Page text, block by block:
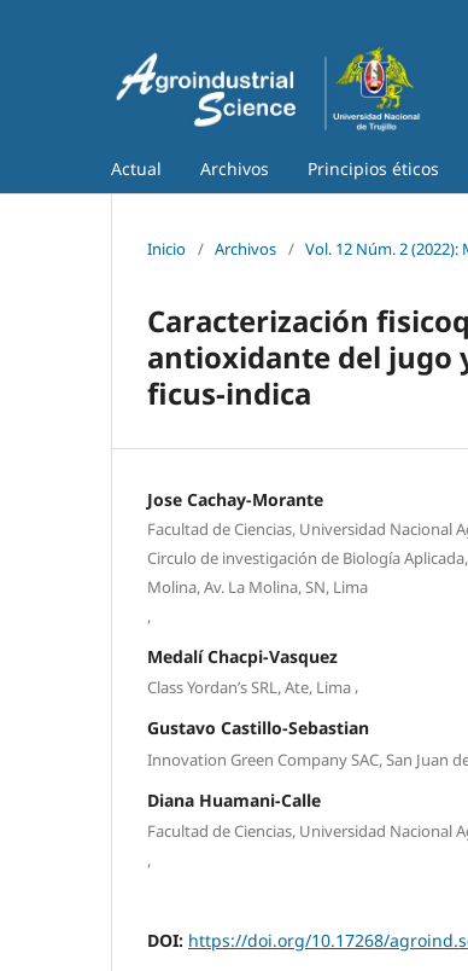
Actual Archivos Principios éticos
Inicio / Archivos / Vol. 12 Núm. 2
Caracterización
antioxidante del jugo
ficus-indica
Jose Cachay-Morante
Facultad de Ciencias, Universidad Nacional
Circulo de investigación de Biología
Molina, Av. La Molina, SN, Lima
,
Medalí Chacpi-Vasquez
Class Yordan’s SRL, Ate, Lima ,
Gustavo Castillo-Sebastian
Innovation Green Company SAC, San Juan
Diana Huamani-Calle
Facultad de Ciencias, Universidad Nacional
,
DOI: https://doi.org/10.17268/